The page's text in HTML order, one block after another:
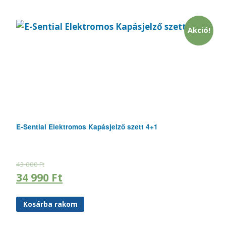
Akció!
E-Sential Elektromos Kapásjelző szett 4+1
43 000Ft
34 990 Ft
Kosárba rakom